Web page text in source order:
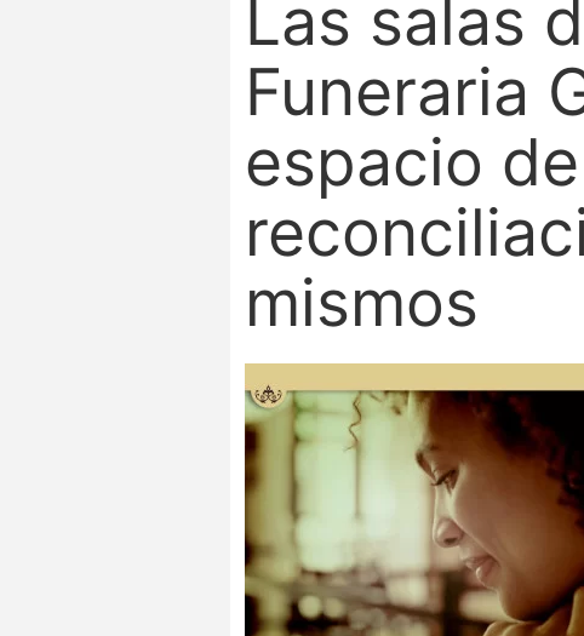
Las salas
Funeraria
espacio
mismos